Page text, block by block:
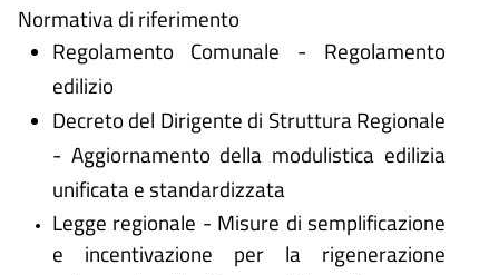
Normativa di riferimento
Regolamento Comunale - Regolamento
edilizio
Decreto del Dirigente di Struttura Regionale
- Aggiornamento della modulistica edilizia
unificata e standardizzata
Legge regionale - Misure di semplificazione
e incentivazione per la rigenerazione